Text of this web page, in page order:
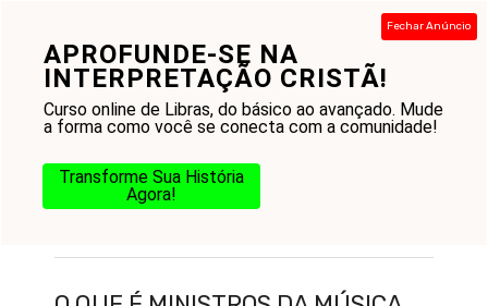
APROFUNDE-SE NA
INTERPRETAÇÃO CRISTÃ!
Curso online de Libras, do básico ao avançado. Mude
a forma como você se conecta com a comunidade!
Transforme Sua História
Agora!
Fechar Anúncio
conteúdo